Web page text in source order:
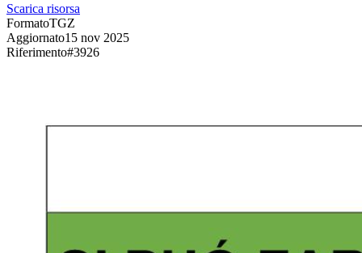
Scarica risorsa
FormatoTGZ
Aggiornato15 nov 2025
Riferimento#3926